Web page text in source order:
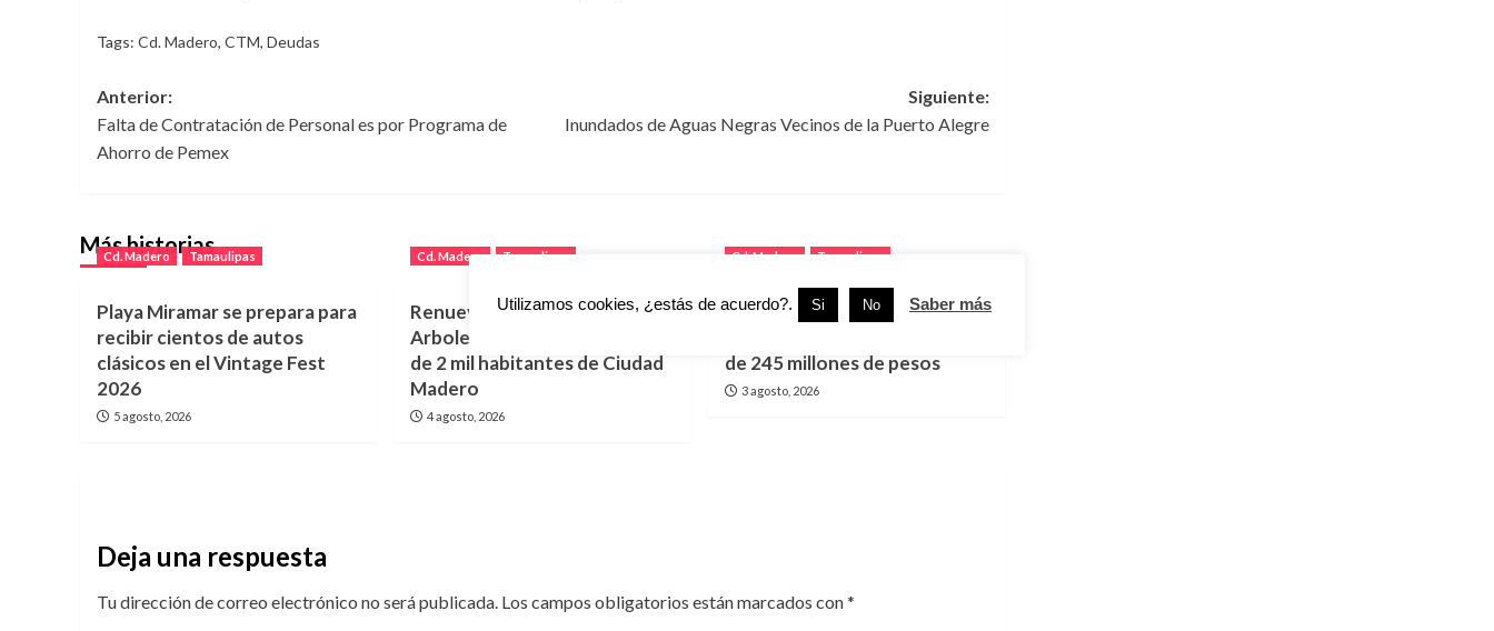
Tags: Cd. Madero, CTM, Deudas
Navegación
de
entradas
Anterior:
Falta de Contratación de Personal es por Programa de
Ahorro de Pemex
Siguiente:
Inundados de Aguas Negras Vecinos de la Puerto Alegre
Más historias
Cd. Madero Tamaulipas
Playa Miramar se prepara para
recibir cientos de autos
clásicos en el Vintage Fest
2026
5 agosto, 2026
Cd. Madero Tamaulipas
Renuevan 24 edificios en
Arboledas y benefician a más
de 2 mil habitantes de Ciudad
Madero
4 agosto, 2026
Cd. Madero Tamaulipas
Ciudad Madero acelera obras
de 245 millones de pesos
3 agosto, 2026
Deja una respuesta
Tu dirección de correo electrónico no será publicada. Los campos obligatorios están marcados con*
Utilizamos cookies, ¿estás de acuerdo?. Si No Saber más